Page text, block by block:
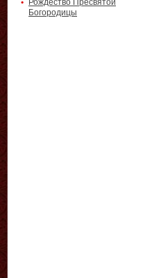
Рождество Пресвятой
Богородицы